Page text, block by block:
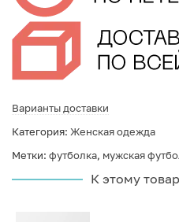
Варианты доставки
Категория: Женская одежда
Метки: футболка, мужская
К этому